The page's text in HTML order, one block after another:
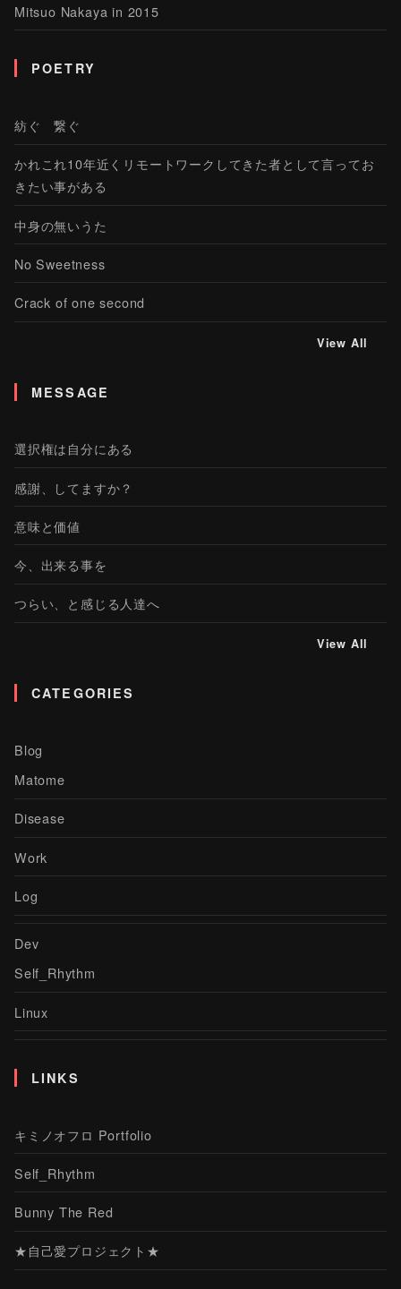
Mitsuo Nakaya in 2015
POETRY
紡ぐ 繋ぐ
かれこれ10年近くリモートワークしてきた者として言ってお
きたい事がある
中身の無いうた
No Sweetness
Crack of one second
View All
MESSAGE
選択権は自分にある
感謝、してますか？
意味と価値
今、出来る事を
つらい、と感じる人達へ
View All
CATEGORIES
Blog
Matome
Disease
Work
Log
Dev
Self_Rhythm
Linux
LINKS
キミノオフロ Portfolio
Self_Rhythm
Bunny The Red
★自己愛プロジェクト★